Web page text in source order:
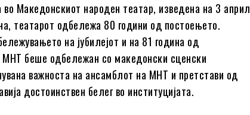
во Македонскиот народен театар, изведена на 3 април
театарот одбележа 80 години од постоењето.
на јубилејот и на 81 година од
беше одбележан со македонски сценски
важноста на ансамблот на МНТ и претстави од
достоинствен белег во институцијата.